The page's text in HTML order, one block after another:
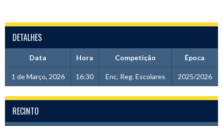
DETALHES
Data Hora Competição Época
1 de Março, 2026 16:30 Enc. Reg. Escolares 2025/2026
RECINTO